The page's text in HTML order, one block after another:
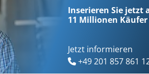
Inserieren Sie jetzt
11 Millionen
Jetzt informieren
+49 201 857 861